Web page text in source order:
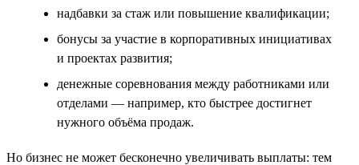
надбавки за стаж или повышение квалификации;
бонусы за участие в корпоративных инициативах
и проектах развития;
денежные соревнования между работниками или
отделами — например, кто быстрее достигнет
нужного объёма продаж.
Но бизнес не может бесконечно увеличивать выплаты: тем